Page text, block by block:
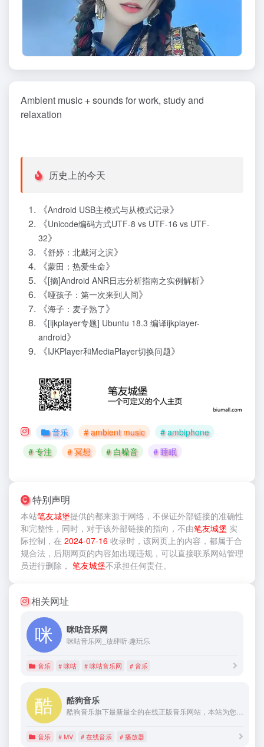
Ambient music + sounds for work, study and
relaxation
历史上的今天
《Android USB主模式与从模式记录》
《Unicode编码方式UTF-8 vs UTF-16 vs UTF-
32》
《舒婷：北戴河之滨》
《蒙田：热爱生命》
《[摘]Android ANR日志分析指南之实例解析》
《哑孩子：第一次来到人间》
《海子：麦子熟了》
《[ijkplayer专题] Ubuntu 18.3 编译ijkplayer-
android》
《IJKPlayer和MediaPlayer切换问题》
音乐 # ambient music
# ambiphone
# 专注
# 冥想 # 白噪音 # 睡眠
特别声明
本站笔友城堡提供的都来源于网络，不保证外部链接的准确性
和完整性，同时，对于该外部链接的指向，不由笔友城堡 实
际控制，在 2024-07-16 收录时，该网页上的内容，都属于合
规合法，后期网页的内容如出现违规，可以直接联系网站管理
员进行删除， 笔友城堡不承担任何责任。
相关网址
咪咕音乐网
咪咕音乐网_放肆听·趣玩乐
音乐 # 咪咕 # 咪咕音乐网 # 音乐
酷狗音乐
酷狗音乐旗下最新最全的在线正版音乐网站，本站为您免费提供最全的在线音乐试听下载，以及全球海量电台和MV播放服务、最新音乐播放器下载。酷狗音乐 和音乐在一起。
音乐 # MV # 在线音乐 # 播放器